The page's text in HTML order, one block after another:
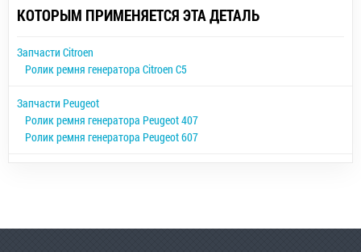
КОТОРЫМ ПРИМЕНЯЕТСЯ ЭТА ДЕТАЛЬ
Запчасти Citroen
Ролик ремня генератора Citroen C5
Запчасти Peugeot
Ролик ремня генератора Peugeot 407
Ролик ремня генератора Peugeot 607